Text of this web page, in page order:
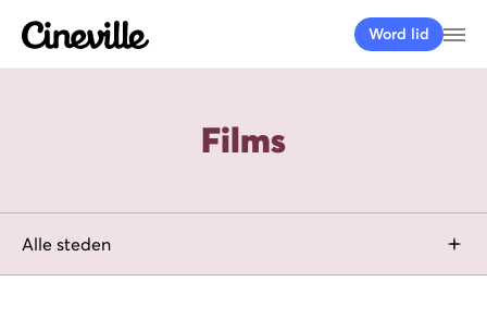
Cineville Logo
Word lid
Films
filter by city
Alle steden